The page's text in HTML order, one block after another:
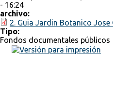
- 16:24
archivo:
2. Guia Jardin Botanico
Tipo:
Fondos documentales públicos